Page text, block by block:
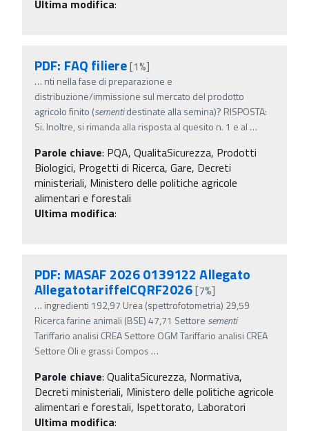
Ultima modifica:
PDF: FAQ filiere[1%]
… nti nella fase di preparazione e
distribuzione/immissione sul mercato del prodotto
agricolo finito (sementidestinate alla semina)? RISPOSTA:
Si. Inoltre, si rimanda alla risposta al quesito n. 1 e al …
Parole chiave: PQA, QualitaSicurezza, Prodotti
Biologici, Progetti di Ricerca, Gare, Decreti
ministeriali, Ministero delle politiche agricole
alimentari e forestali
Ultima modifica:
PDF: MASAF 2026 0139122 Allegato
AllegatotariffeICQRF2026[7%]
… ingredienti 192,97 Urea (spettrofotometria) 29,59
Ricerca farine animali (BSE) 47,71 Settore sementi
Tariffario analisi CREA Settore OGM Tariffario analisi CREA
Settore Oli e grassi Compos …
Parole chiave: QualitaSicurezza, Normativa,
Decreti ministeriali, Ministero delle politiche agricole
alimentari e forestali, Ispettorato, Laboratori
Ultima modifica: